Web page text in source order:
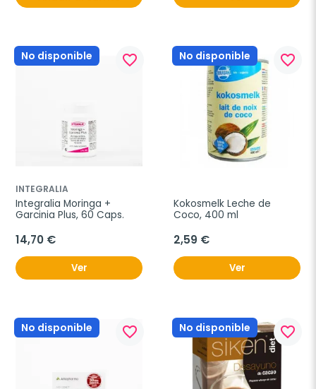
No disponible favorite_border
INTEGRALIA
Integralia Moringa +
Garcinia Plus, 60 Caps.
14,70 €
Ver
No disponible favorite_border
Kokosmelk Leche de
Coco, 400 ml
2,59 €
Ver
No disponible favorite_border No disponible favorite_border